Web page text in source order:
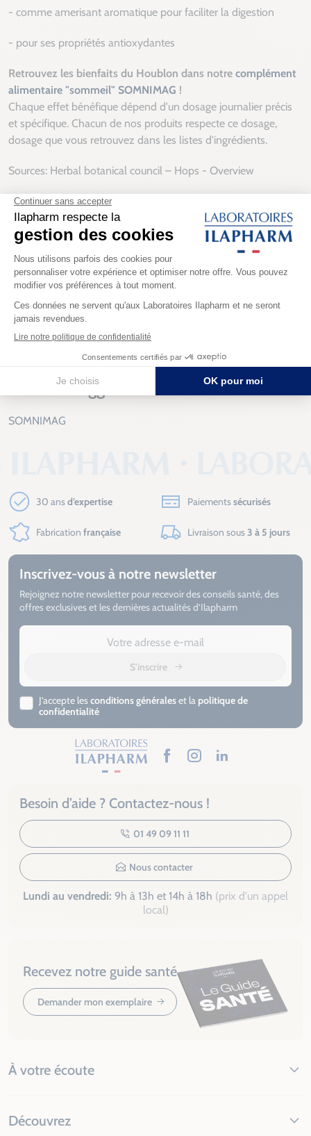
- comme amerisant aromatique pour faciliter la digestion
- pour ses propriétés antioxydantes
Retrouvez les bienfaits du Houblon dans notre complément
alimentaire "sommeil" SOMNIMAG !
Chaque effet bénéfique dépend d'un dosage journalier précis
et spécifique. Chacun de nos produits respecte ce dosage,
dosage que vous retrouvez dans les listes d'ingrédients.
Sources: Herbal botanical council – Hops - Overview
Pharmacognostic and pharmacological profile of Humulus
lupulus L. – Paola Zanoli & Al.
EMA Monographie – Community Herbal Monograph on
Humulus Lupulus., flos.
Santé Canada – 2008 - Hops
EFSA règlement allégations
Produits suggérés
SOMNIMAG
30 ansd’expertise Paiementssécurisés
Fabrication française Livraison sous3 à 5 jours
Inscrivez-vous à notre newsletter
Rejoignez notre newsletter pour recevoir des conseils santé, des
offres exclusives et les dernières actualités d’Ilapharm
S'inscrire
J’accepte lesconditions généraleset la politique de
confidentialité
Besoin d’aide ? Contactez-nous !
01 49 09 11 11
Nous contacter
Lundi au vendredi: 9h à 13h et 14h à 18h (prix d'un appel
local)
FacebookInstagramLinkedIn
Recevez notre guide santé
Demander mon exemplaire
À votre écoute
Découvrez